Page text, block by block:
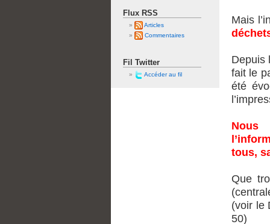
Flux RSS
Articles
Commentaires
Fil Twitter
Accéder au fil
Mais
Depuis
fait le
été
Nous
tous,
Que
(voir le
50)